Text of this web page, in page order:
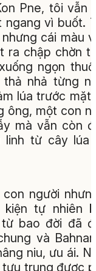
Pne, tôi vẫn
vì buốt.
cái màu
ra chập chờn
ngọn
nhả từng
lúa trước mặt
ông, một con
mà vẫn còn
linh từ cây lúa
người
tự nhiên
bao đời đã
và
niu, ưu ái.
tựu trung được